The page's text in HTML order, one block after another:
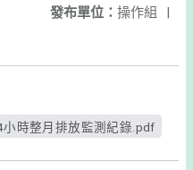
發布單位： 操作組 |
時整月排放監測紀錄.pdf